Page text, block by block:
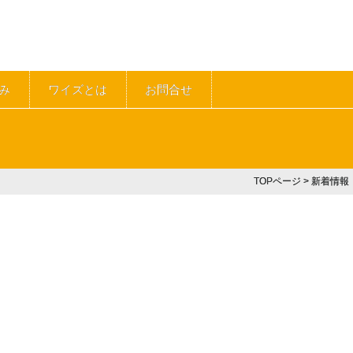
ワイズとは お問合せ
TOPページ > 新着情報